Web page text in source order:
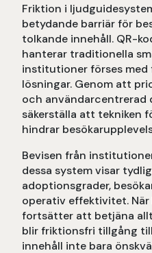
Friktion i
betydande barriär för
tolkande innehåll. QR-
hanterar traditionella
institutioner förses med
lösningar. Genom att
och användarcentrerad
säkerställa att tekniken
hindrar
Bevisen från
dessa system visar
adoptionsgrader,
operativ effektivitet.
fortsätter att betjäna
blir friktionsfri tillgång
innehåll inte bara